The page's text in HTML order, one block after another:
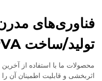
فناوری‌های
تولید/ساخت PVA
محصولات ما با استفاده از
اثربخشی و قابلیت اطمینان آن